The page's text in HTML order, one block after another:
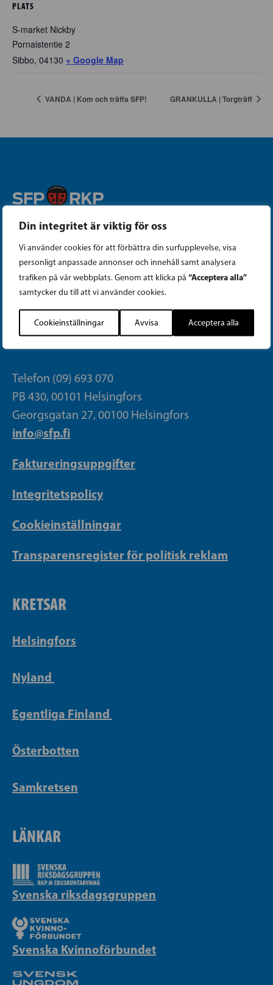
Din integritet är viktig för oss
Vi använder cookies för att förbättra din surfupplevelse, visa
personligt anpassade annonser och innehåll samt analysera
trafiken på vår webbplats. Genom att klicka på “Acceptera alla”
samtycker du till att vi använder cookies.
Cookieinställningar Avvisa Acceptera alla
PLATS
S-market Nickby
Pornaistentie 2
Sibbo, 04130 + Google Map
VANDA | Kom och träffa SFP! GRANKULLA | Torgträff
Instagram
Facebook
Tiktok
PARTIKANSLIET
Telefon (09) 693 070
PB 430, 00101 Helsingfors
Georgsgatan 27, 00100 Helsingfors
info@sfp.fi
Faktureringsuppgifter
Integritetspolicy
Cookieinställningar
Transparensregister för politisk reklam
KRETSAR
Helsingfors
Nyland
Egentliga Finland
Österbotten
Samkretsen
LÄNKAR
Svenska riksdagsgruppen
Svenska Kvinnoförbundet